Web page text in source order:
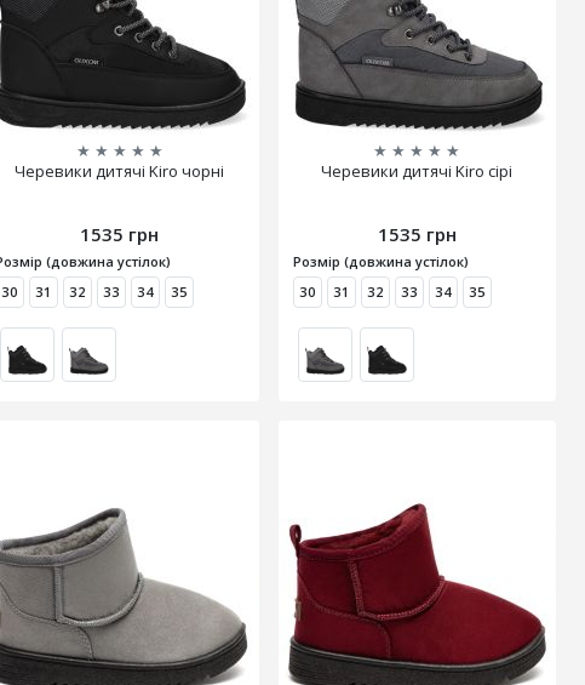
★ ★ ★ ★ ★
Черевики дитячі Kiro чорні
1535 грн
(довжина устілок)
30
31 32 33 34 35
★ ★ ★ ★ ★
Черевики дитячі Kiro сірі
1535 грн
Розмір (довжина устілок)
30
31 32 33 34 35